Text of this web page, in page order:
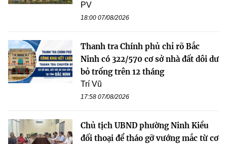
PV
18:00 07/08/2026
Thanh tra Chính phủ chỉ rõ Bắc
Ninh có 322/570 cơ sở nhà đất dôi dư
bỏ trống trên 12 tháng
Trí Vũ
17:58 07/08/2026
Chủ tịch UBND phường Ninh Kiều
đối thoại để tháo gỡ vướng mắc từ cơ